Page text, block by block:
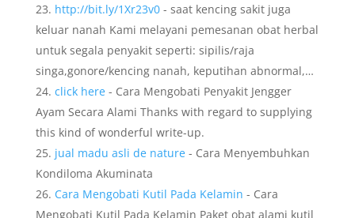
http://bit.ly/1Xr23v0- saat kencing sakit juga
keluar nanah Kami melayani pemesanan obat herbal
untuk segala penyakit seperti: sipilis/raja
singa,gonore/kencing nanah, keputihan abnormal,…
click here- Cara Mengobati Penyakit Jengger
Ayam Secara Alami Thanks with regard to supplying
this kind of wonderful write-up.
jual madu asli de nature- Cara Menyembuhkan
Kondiloma Akuminata
Cara Mengobati Kutil Pada Kelamin - Cara
Mengobati Kutil Pada Kelamin Paket obat alami kutil